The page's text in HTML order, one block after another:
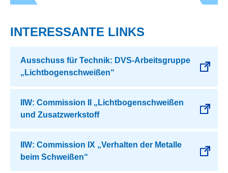
INTERESSANTE LINKS
Ausschuss für Technik: DVS-Arbeitsgruppe
„Lichtbogenschweißen“
IIW: Commission II „Lichtbogenschweißen
und Zusatzwerkstoff
IIW: Commission IX „Verhalten der Metalle
beim Schweißen“